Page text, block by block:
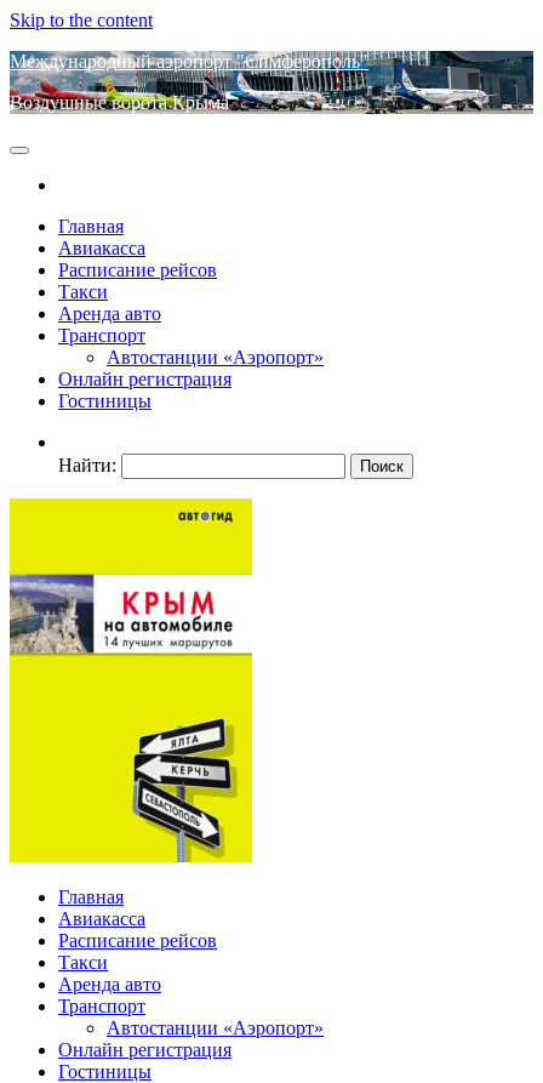
Skip to the content
Международный аэропорт "Симферополь"
Воздушные ворота Крыма
Главная
Авиакасса
Расписание рейсов
Такси
Аренда авто
Транспорт
Автостанции «Аэропорт»
Онлайн регистрация
Гостиницы
Найти:
Главная
Авиакасса
Расписание рейсов
Такси
Аренда авто
Транспорт
Автостанции «Аэропорт»
Онлайн регистрация
Гостиницы